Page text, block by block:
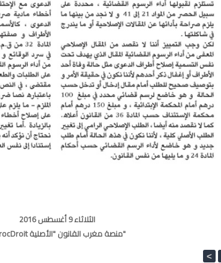
الثلاثاء 9 أغسطس 2016
MarocDroit منصة مغرب القانون "الأصلية"
<